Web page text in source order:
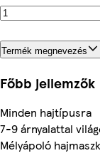
Termék megnevezés
Főbb jellemzők
Minden hajtípusra
7-9 árnyalattal
Mélyápoló